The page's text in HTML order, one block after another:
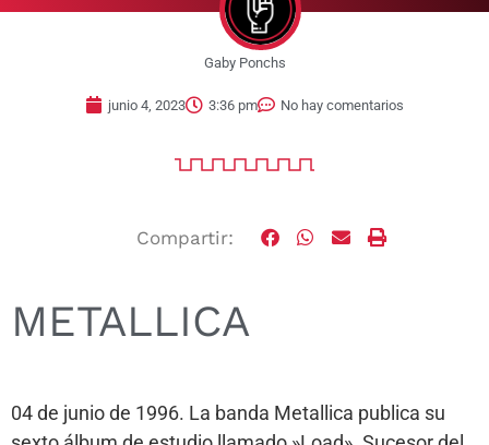
Gaby Ponchs
junio 4, 2023 3:36 pm No hay comentarios
Compartir:
METALLICA
04 de junio de 1996. La banda Metallica publica su